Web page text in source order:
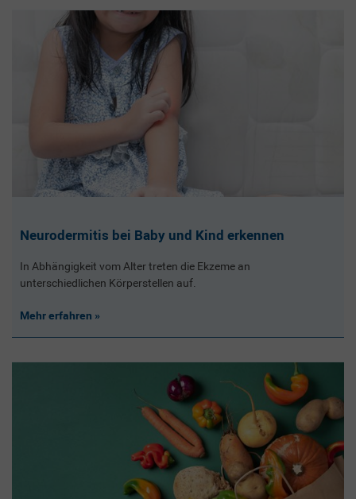
Neurodermitis bei Baby und Kind erkennen
In Abhängigkeit vom Alter treten die Ekzeme an
unterschiedlichen Körperstellen auf.
Mehr erfahren